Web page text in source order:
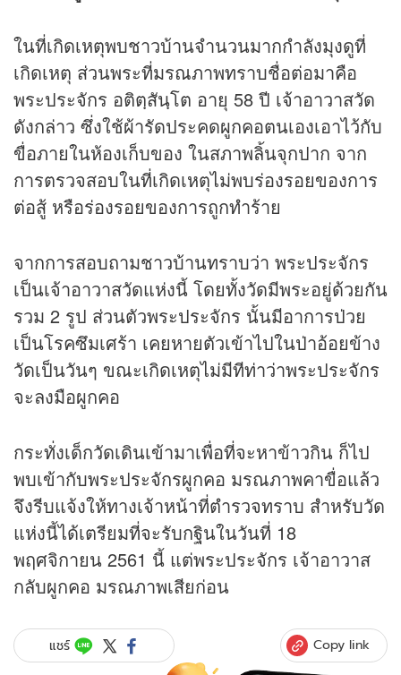
ในที่เกิดเหตุพบชาวบ้านจำนวนมากกำลังมุงดูที่
เกิดเหตุ ส่วนพระที่มรณภาพทราบชื่อต่อมาคือ
พระประจักร อติตฺสันฺโต อายุ 58 ปี เจ้าอาวาสวัด
ดังกล่าว ซึ่งใช้ผ้ารัดประคดผูกคอตนเองเอาไว้กับ
ขื่อภายในห้องเก็บของ ในสภาพลิ้นจุกปาก จาก
การตรวจสอบในที่เกิดเหตุไม่พบร่องรอยของการ
ต่อสู้ หรือร่องรอยของการถูกทำร้าย
จากการสอบถามชาวบ้านทราบว่า พระประจักร
เป็นเจ้าอาวาสวัดแห่งนี้ โดยทั้งวัดมีพระอยู่ด้วยกัน
รวม 2 รูป ส่วนตัวพระประจักร นั้นมีอาการป่วย
เป็นโรคซึมเศร้า เคยหายตัวเข้าไปในป่าอ้อยข้าง
วัดเป็นวันๆ ขณะเกิดเหตุไม่มีทีท่าว่าพระประจักร
จะลงมือผูกคอ
กระทั่งเด็กวัดเดินเข้ามาเพื่อที่จะหาข้าวกิน ก็ไป
พบเข้ากับพระประจักรผูกคอ มรณภาพคาขื่อแล้ว
จึงรีบแจ้งให้ทางเจ้าหน้าที่ตำรวจทราบ สำหรับวัด
แห่งนี้ได้เตรียมที่จะรับกฐินในวันที่ 18
พฤศจิกายน 2561 นี้ แต่พระประจักร เจ้าอาวาส
กลับผูกคอ มรณภาพเสียก่อน
แชร์ Copy link